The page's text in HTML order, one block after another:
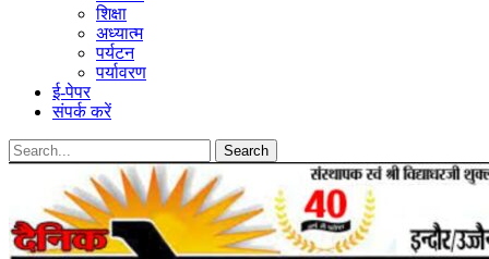
शिक्षा
अध्यात्म
पर्यटन
पर्यावरण
ई-पेपर
संपर्क करें